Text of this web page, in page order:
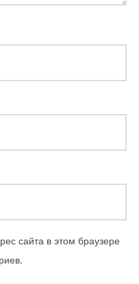
сайта в этом браузере